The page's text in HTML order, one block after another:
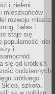
i zieleni.
mieszkańców
rozwoju miasta
hałas i
staje się
popularność idei
i
się od krótkich
codziennych
krótkiego
szkoła,